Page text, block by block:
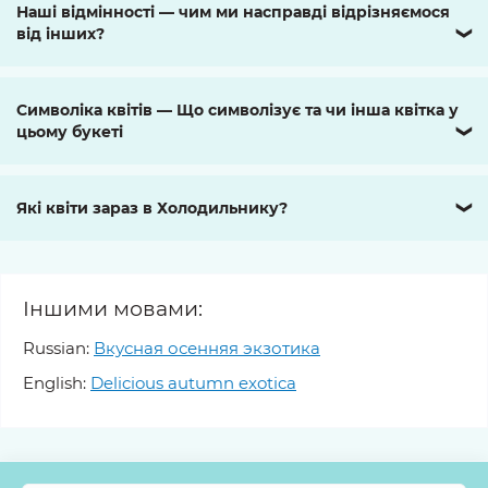
Наші відмінності — чим ми насправді відрізняємося
від інших?
❯
Символіка квітів — Що символізує та чи інша квітка у
цьому букеті
❯
Які квіти зараз в Холодильнику? ❯
Іншими мовами:
Russian: Вкусная осенняя экзотика
English: Delicious autumn exotica